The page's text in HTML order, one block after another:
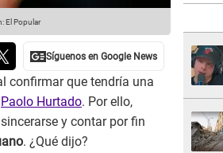
El Popular
confirmar que tendría una
Paolo Hurtado. Por ello,
y contar por fin
. ¿Qué dijo?